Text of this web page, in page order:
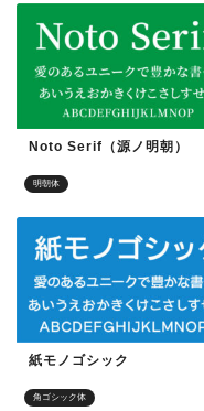
明朝体
Noto Serif（源ノ明朝）
角ゴシック体
紙モノゴシック